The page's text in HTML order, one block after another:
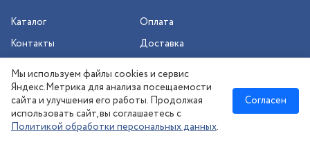
Каталог
Контакты
Оплата
Доставка
Сезонное хранение
Новосибирск:
Мы используем файлы cookies и сервис
Яндекс.Метрика для анализа посещаемости
сайта и улучшения его работы. Продолжая
использовать сайт, вы соглашаетесь с
Политикой обработки персональных данных.
Согласен